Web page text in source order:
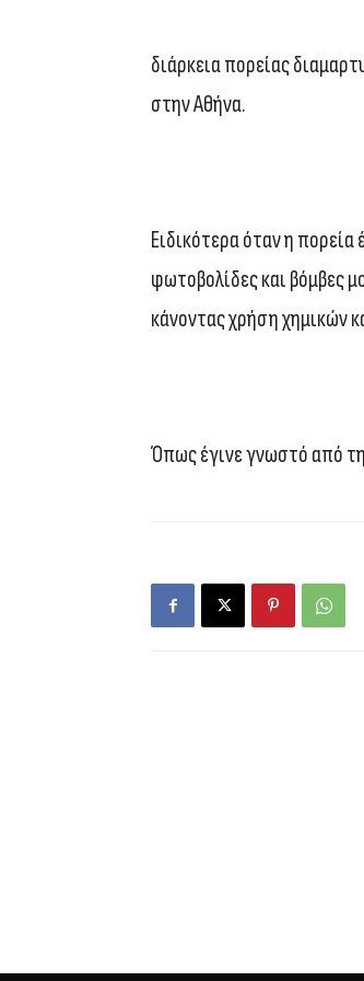
διάρκεια πορείας
στην Αθήνα.
Ειδικότερα όταν η
φωτοβολίδες και βόμβες
κάνοντας χρήση χημικών
Όπως έγινε γνωστό από